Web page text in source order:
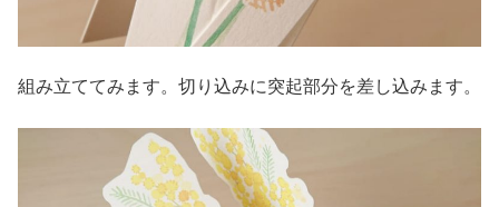
組み立ててみます。切り込みに突起部分を差し込みます。